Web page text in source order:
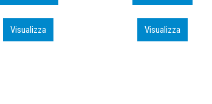
Visualizza Visualizza